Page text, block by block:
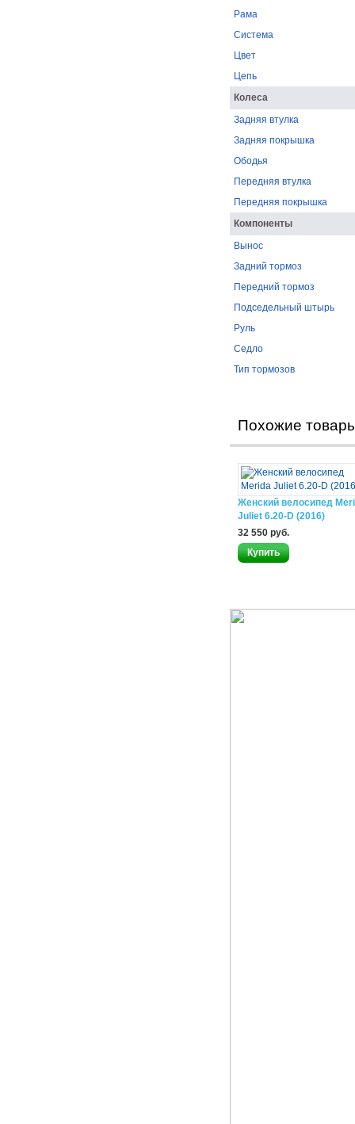
Рама
Система
Цвет
Цепь
Колеса
Задняя втулка
Задняя покрышка
Ободья
Передняя втулка
Передняя покрышка
Компоненты
Вынос
Задний тормоз
Передний тормоз
Подседельный штырь
Руль
Седло
Тип тормозов
Похожие
Женский велосипед
Juliet 6.20-D (2016)
32 550 руб.